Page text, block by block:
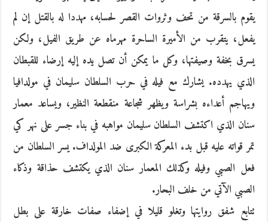
يقوم بالسرقة من تحف وثروات القصر لحسابه، مهددا له بالقتل إن لم
يفعل، يتقرب من الأميرة الساحرة مهرماه عن طريق الفيل، ولكن
يسرق بخفة وصيفتها، وكل ما يمكن أن تصل يده إليه إرضاء للقبطان
الذي يهدده. يشارك مع فيله في حرب السلطان سليمان في مولدافيا
ويهاجم أعداءه بشراسة ويظهر شجاعة منقطعة النظير، ويساعد معمار
سنان الذي اكتشف السلطان سليمان مواهبه في بناء جسر على نهر كي
تمر قواته عليه قبل بدء المعركة الكبرى ضد المولداف. يسر السلطان من
فعل الصبي وفيله وكذلك المعمار سنان الذي يكتشف حذاقة وذكاء
الصبي الآتي من خلف البحار.
تتابع شفق روايتها وتغلو قليلا في إضفاء صفات خارقة على بطل